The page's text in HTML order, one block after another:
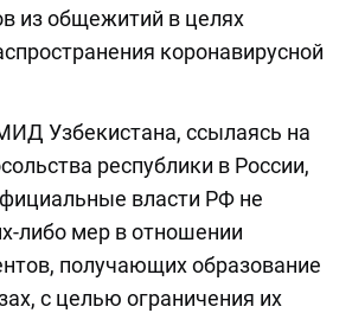
из общежитий в целях
коронавирусной
Узбекистана, ссылаясь на
республики в России,
власти РФ не
либо мер в отношении
получающих образование
с целью ограничения их